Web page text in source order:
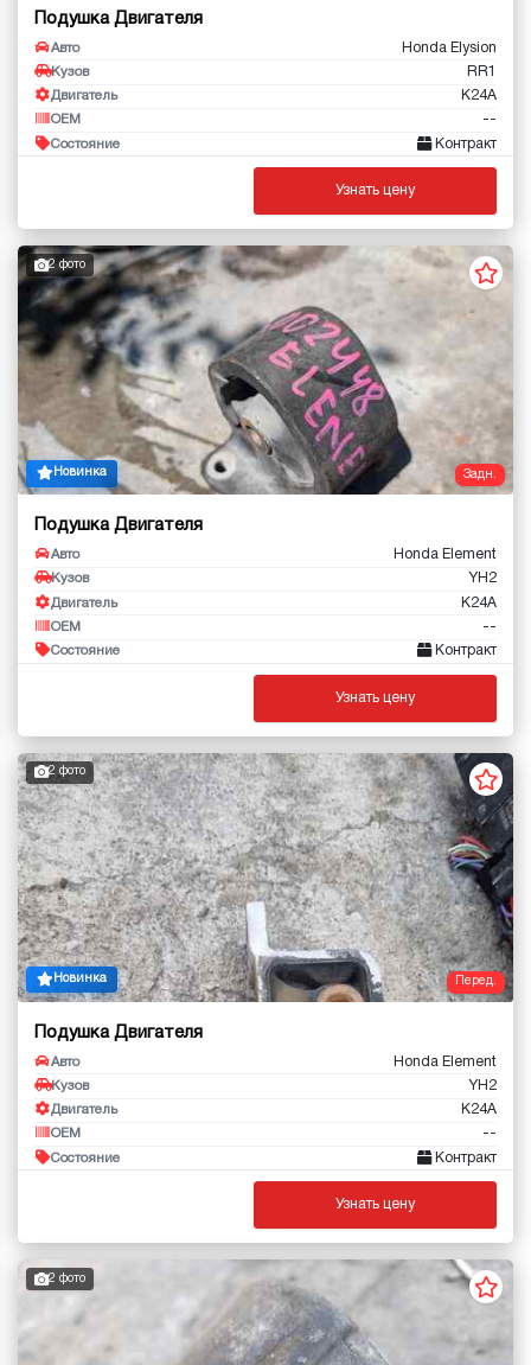
Подушка Двигателя
Авто Honda Elysion
Кузов RR1
Двигатель K24A
OEM --
Состояние Контракт
Узнать цену
Задн.
2 фото
Новинка
Подушка Двигателя
Авто Honda Element
Кузов YH2
Двигатель K24A
OEM --
Состояние Контракт
Узнать цену
Перед.
2 фото
Новинка
Подушка Двигателя
Авто Honda Element
Кузов YH2
Двигатель K24A
OEM --
Состояние Контракт
Узнать цену
2 фото